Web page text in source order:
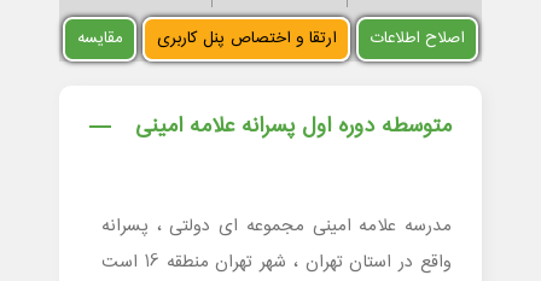
اصلاح اطلاعات ارتقا و اختصاص پنل کاربری مقایسه
متوسطه دوره اول پسرانه علامه امینی
مدرسه علامه امینی مجموعه ای دولتی ، پسرانه
واقع در استان تهران ، شهر تهران منطقه 16 است